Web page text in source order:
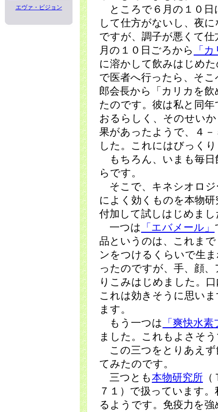
エヴァ・ビジョン
ところで６月の１０日
して仕方がないし、夜
ですが、調子が悪くて
月の１０日ごろから
「
に溶かして飲みはじめ
で医者へ行ったら、そ
郎会長から「カリカを
たのです。彼は私と同
おるらしく、そのせい
果があったようで、４
した。これにはびっく
もちろん、いまも毎日
らです。
そこで、キネシオロジ
によく効くものを本物
付加して試しはじめまし
一つは
「エバメール」
品というのは、これま
ンをつけるくらいで生
ったのですが、手、顔
りこみはじめました。
これは効きそうに思い
ます。
もう一つは
「爽快水
ました。これもよさそ
この三つをとりあえず
てみたのです。
三つとも本物研究所
７１）で扱っています
るようです。免疫力を